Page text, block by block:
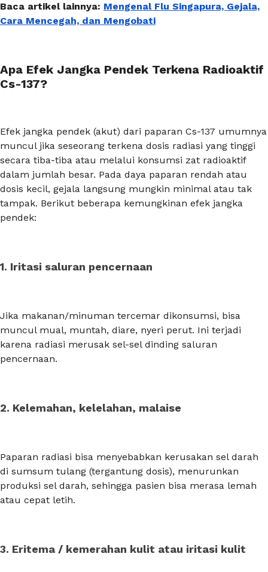
Baca artikel lainnya: Mengenal Flu Singapura, Gejala,
Cara Mencegah, dan Mengobati
Apa Efek Jangka Pendek Terkena Radioaktif
Cs-137?
Efek jangka pendek (akut) dari paparan Cs-137 umumnya
muncul jika seseorang terkena dosis radiasi yang tinggi
secara tiba-tiba atau melalui konsumsi zat radioaktif
dalam jumlah besar. Pada daya paparan rendah atau
dosis kecil, gejala langsung mungkin minimal atau tak
tampak. Berikut beberapa kemungkinan efek jangka
pendek:
1. Iritasi saluran pencernaan
Jika makanan/minuman tercemar dikonsumsi, bisa
muncul mual, muntah, diare, nyeri perut. Ini terjadi
karena radiasi merusak sel-sel dinding saluran
pencernaan.
2. Kelemahan, kelelahan, malaise
Paparan radiasi bisa menyebabkan kerusakan sel darah
di sumsum tulang (tergantung dosis), menurunkan
produksi sel darah, sehingga pasien bisa merasa lemah
atau cepat letih.
3. Eritema / kemerahan kulit atau iritasi kulit